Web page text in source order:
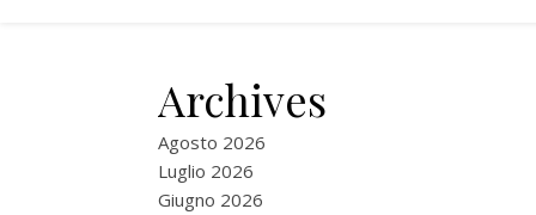
Archives
Agosto 2026
Luglio 2026
Giugno 2026